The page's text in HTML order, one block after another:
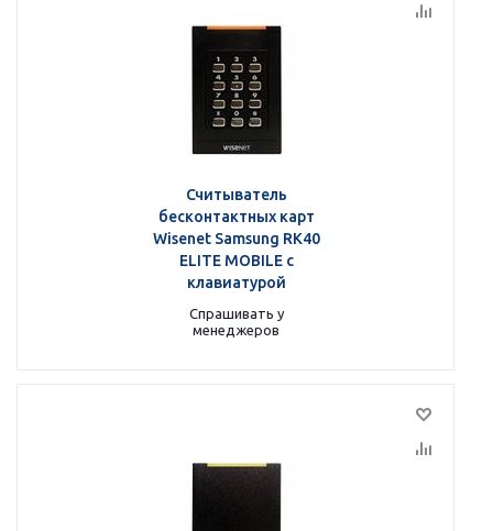
Считыватель
бесконтактных карт
Wisenet Samsung RK40
ELITE MOBILE с
клавиатурой
Спрашивать у
менеджеров